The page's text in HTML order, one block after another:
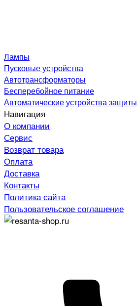
Лампы
Пусковые устройства
Автотрансформаторы
Бесперебойное питание
Автоматические устройства защиты
Навигация
О компании
Сервис
Возврат товара
Оплата
Доставка
Контакты
Политика сайта
Пользовательское соглашение